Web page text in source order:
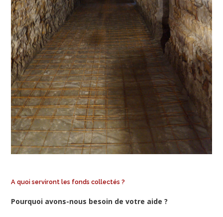
A quoi serviront les fonds collectés ?
Pourquoi avons-nous besoin de votre aide ?